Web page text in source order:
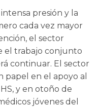
presión y la
cada vez mayor
el sector
el trabajo conjunto
continuar. El sector
en el apoyo al
y en otoño de
jóvenes del